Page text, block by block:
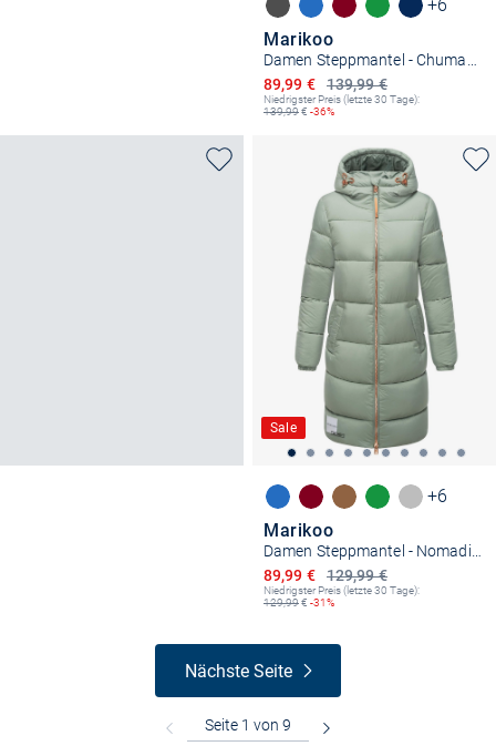
+6
Marikoo
Damen Steppmantel - Chumanii XVI
139,99 €
Ermäßigter Preis
89,99 €
Niedrigster Preis (letzte 30 Tage):
139,99€ -36%
Sale
+6
Marikoo
129,99 €
Ermäßigter Preis
89,99 €
Niedrigster Preis (letzte 30 Tage):
129,99€ -31%
Nächste Seite